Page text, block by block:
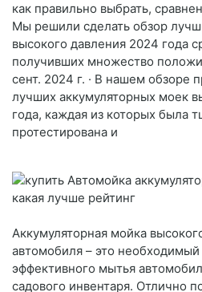
как правильно выбрать,
Мы решили сделать обзор
высокого давления 2024 года
получивших множество
сент. 2024 г. · В нашем обзоре
лучших аккумуляторных моек
года, каждая из которых была
протестирована и
Аккумуляторная мойка
автомобиля – это необходимый
эффективного мытья
садового инвентаря. Отлично